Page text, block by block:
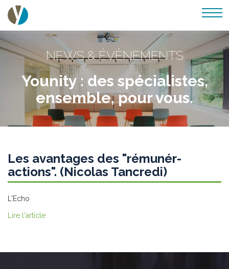
NEWS & ÉVÈNEMENTS
Younity : des spécialistes,
ensemble, pour vous.
Les avantages des "rémunér-
actions". (Nicolas Tancredi)
L'Echo
Lire l'article